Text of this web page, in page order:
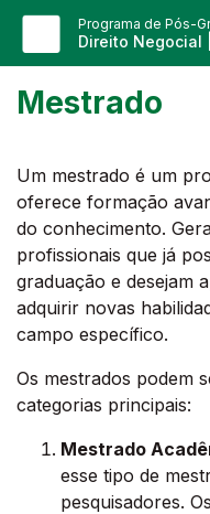
Programa de Pós-
Direito Negocial
Mestrado
Um mestrado é um
oferece formação
do conhecimento.
profissionais que já
graduação e desejam
adquirir novas
campo específico.
Os mestrados podem
categorias principais:
Mestrado
esse tipo de
pesquisadores.